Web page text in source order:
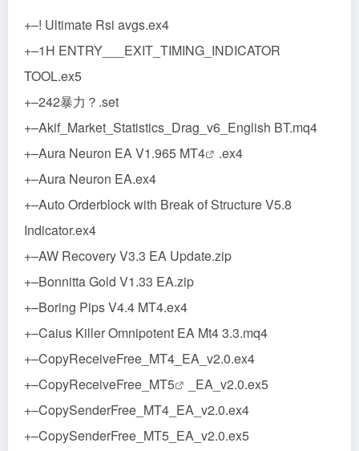
+–! Ultimate Rsi avgs.ex4
+–1H ENTRY___EXIT_TIMING_INDICATOR
TOOL.ex5
+–242暴力？.set
+–Akif_Market_Statistics_Drag_v6_English BT.mq4
+–Aura Neuron EA V1.965 MT4
.ex4
+–Aura Neuron EA.ex4
+–Auto Orderblock with Break of Structure V5.8
Indicator.ex4
+–AW Recovery V3.3 EA Update.zip
+–Bonnitta Gold V1.33 EA.zip
+–Boring Pips V4.4 MT4.ex4
+–Caius Killer Omnipotent EA Mt4 3.3.mq4
+–CopyReceiveFree_MT4_EA_v2.0.ex4
+–CopyReceiveFree_ MT5
_EA_v2.0.ex5
+–CopySenderFree_MT4_EA_v2.0.ex4
+–CopySenderFree_MT5_EA_v2.0.ex5